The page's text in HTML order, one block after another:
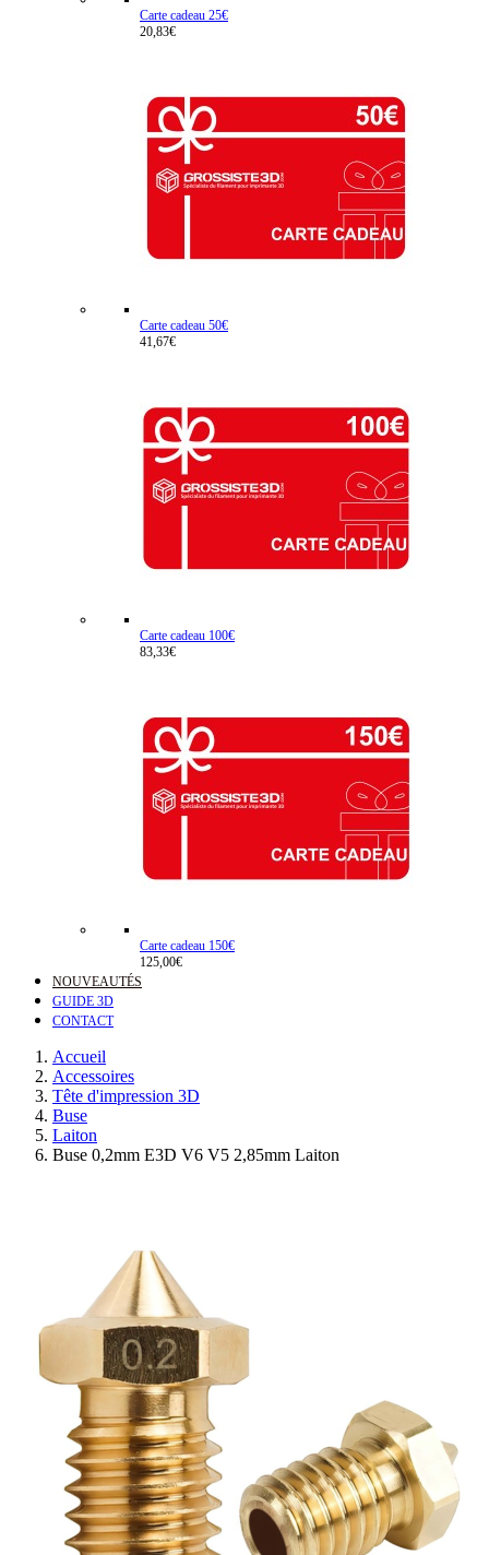
Carte cadeau 25€
20,83€
Carte cadeau 50€
41,67€
Carte cadeau 100€
83,33€
Carte cadeau 150€
125,00€
NOUVEAUTÉS
GUIDE 3D
CONTACT
Accueil
Accessoires
Tête d'impression 3D
Buse
Laiton
Buse 0,2mm E3D V6 V5 2,85mm Laiton